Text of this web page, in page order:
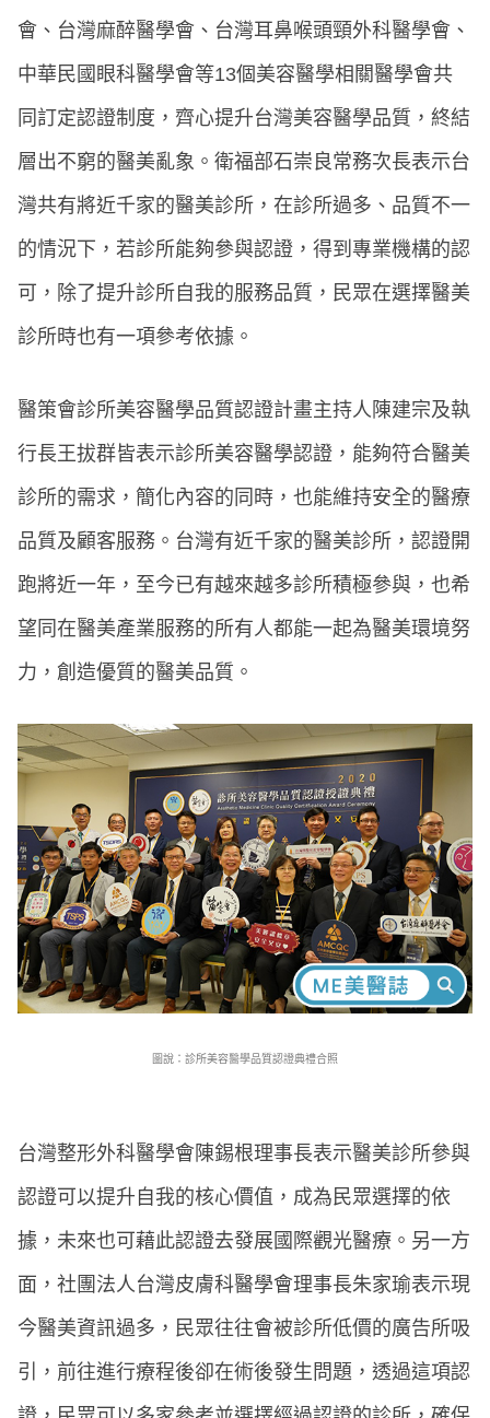
會、台灣麻醉醫學會、台灣耳鼻喉頭頸外科醫學會、
中華民國眼科醫學會等13個美容醫學相關醫學會共
同訂定認證制度，齊心提升台灣美容醫學品質，終結
層出不窮的醫美亂象。衛福部石崇良常務次長表示台
灣共有將近千家的醫美診所，在診所過多、品質不一
的情況下，若診所能夠參與認證，得到專業機構的認
可，除了提升診所自我的服務品質，民眾在選擇醫美
診所時也有一項參考依據。
醫策會診所美容醫學品質認證計畫主持人陳建宗及執
行長王拔群皆表示診所美容醫學認證，能夠符合醫美
診所的需求，簡化內容的同時，也能維持安全的醫療
品質及顧客服務。台灣有近千家的醫美診所，認證開
跑將近一年，至今已有越來越多診所積極參與，也希
望同在醫美產業服務的所有人都能一起為醫美環境努
力，創造優質的醫美品質。
圖說：診所美容醫學品質認證典禮合照
台灣整形外科醫學會陳錫根理事長表示醫美診所參與
認證可以提升自我的核心價值，成為民眾選擇的依
據，未來也可藉此認證去發展國際觀光醫療。另一方
面，社團法人台灣皮膚科醫學會理事長朱家瑜表示現
今醫美資訊過多，民眾往往會被診所低價的廣告所吸
引，前往進行療程後卻在術後發生問題，透過這項認